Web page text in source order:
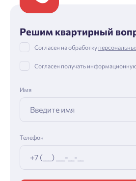
Решим квартирный
Согласен на обработку
Согласен получать
Имя
Телефон